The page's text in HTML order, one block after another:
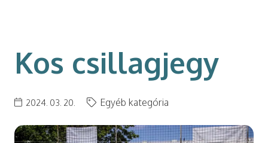
Kos csillagjegy
2024. 03. 20. Egyéb kategória